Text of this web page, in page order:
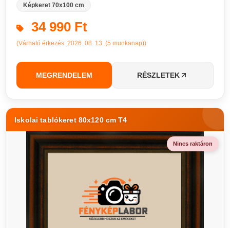
Képkeret 70x100 cm
34 990 Ft
(Várható érkezés: 2026. 08. 13. (5 munkanap))
MEGRENDELEM RÉSZLETEK
Iskolai tablókeret 80x120 cm T4
Nincs raktáron